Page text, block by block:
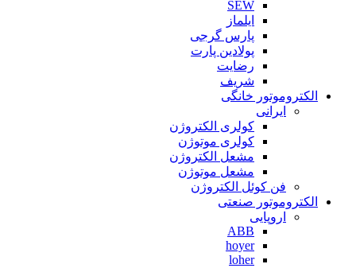
SEW
ایلماز
پارس گرجی
پولادین پارت
رضایت
شریف
الکتروموتور خانگی
ایرانی
کولری الکتروژن
کولری موتوژن
مشعل الکتروژن
مشعل موتوژن
فن کوئل الکتروژن
الکتروموتور صنعتی
اروپایی
ABB
hoyer
loher